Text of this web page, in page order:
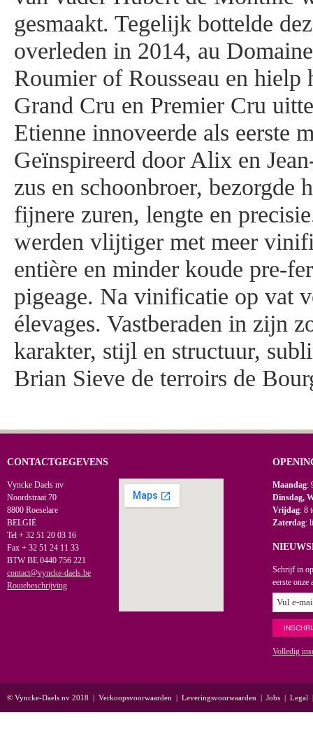
gesmaakt. Tegelijk bottelde
overleden in 2014, au
Roumier of Rousseau en hielp
Grand Cru en Premier Cru
Etienne innoveerde als eerste
Geïnspireerd door Alix en
zus en schoonbroer,
fijnere zuren, lengte en
werden vlijtiger met meer
entière en minder koude pre-
pigeage. Na vinificatie op vat
élevages. Vastberaden in zijn
karakter, stijl en structuur,
Brian Sieve de terroirs de
CONTACTGEGEVENS
Vyncke Daels nv
Noordstraat 70
8800 Roeselare
BELGIË
Tel + 32 51 20 03 16
Fax + 32 51 24 11 33
BTW BE 0440 756 221
contact@vyncke-daels.be
Routebeschrijving
Maandag:
Dinsdag,
Vrijdag: 8
Zaterdag:
Schrijf in
eerste onze
Volledig
© Vyncke-Daels nv 2018 | Verkoopsvoorwaarden | Leveringsvoorwaarden | Jobs | Legal